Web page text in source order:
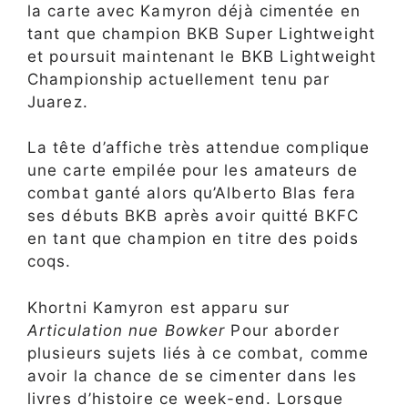
la carte avec Kamyron déjà cimentée en
tant que champion BKB Super Lightweight
et poursuit maintenant le BKB Lightweight
Championship actuellement tenu par
Juarez.
La tête d’affiche très attendue complique
une carte empilée pour les amateurs de
combat ganté alors qu’Alberto Blas fera
ses débuts BKB après avoir quitté BKFC
en tant que champion en titre des poids
coqs.
Khortni Kamyron est apparu sur
Articulation nue Bowker Pour aborder
plusieurs sujets liés à ce combat, comme
avoir la chance de se cimenter dans les
livres d’histoire ce week-end. Lorsque